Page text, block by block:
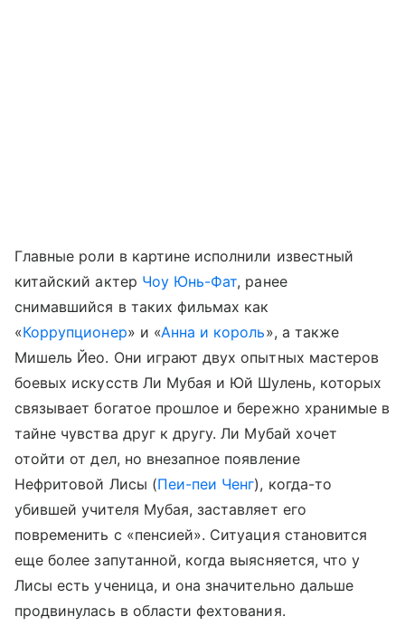
Главные роли в картине исполнили известный
китайский актер Чоу Юнь-Фат, ранее
снимавшийся в таких фильмах как
«Коррупционер» и «Анна и король», а также
Мишель Йео. Они играют двух опытных мастеров
боевых искусств Ли Мубая и Юй Шулень, которых
связывает богатое прошлое и бережно хранимые в
тайне чувства друг к другу. Ли Мубай хочет
отойти от дел, но внезапное появление
Нефритовой Лисы (Пеи-пеи Ченг), когда-то
убившей учителя Мубая, заставляет его
повременить с «пенсией». Ситуация становится
еще более запутанной, когда выясняется, что у
Лисы есть ученица, и она значительно дальше
продвинулась в области фехтования.